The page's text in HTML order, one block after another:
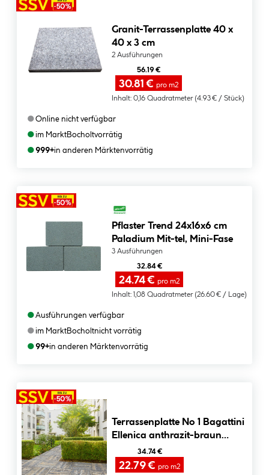
Granit-Terrassenplatte 40 x
40 x 3 cm
2 Ausführungen
56.19 €
30.81 €pro m2
Inhalt: 0,16 Quadratmeter (4.93 € / Stück)
●Online nicht verfügbar
●im MarktBocholtvorrätig
●999+in anderen Märktenvorrätig
Pflaster Trend 24x16x6 cm
Paladium Mit-tel, Mini-Fase
3 Ausführungen
32.84 €
24.74 €pro m2
Inhalt: 1,08 Quadratmeter (26.60 € / Lage)
●Ausführungen verfügbar
●im MarktBocholtnicht vorrätig
●99+in anderen Märktenvorrätig
Terrassenplatte No 1 Bagattini
Ellenica anthrazit-braun
meliert 48 x 48 x 3,2 cm
34.74 €
22.79 €pro m2